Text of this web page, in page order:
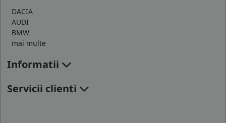
DACIA
AUDI
BMW
mai multe
Informatii
Servicii clienti